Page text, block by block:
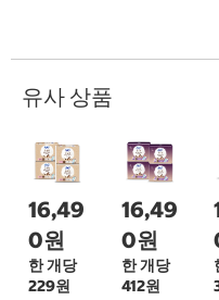
유사 상품
16,49
0원
한 개당
229원
16,49
0원
한 개당
412원